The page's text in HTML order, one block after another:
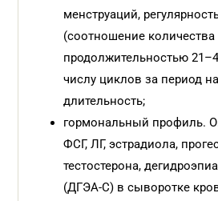
менструаций,
(соотношение
продолжительностью
числу циклов за период
длительность;
гормональный профиль.
ФСГ, ЛГ, эстрадиола,
тестостерона,
(ДГЭА-С) в сыворотке